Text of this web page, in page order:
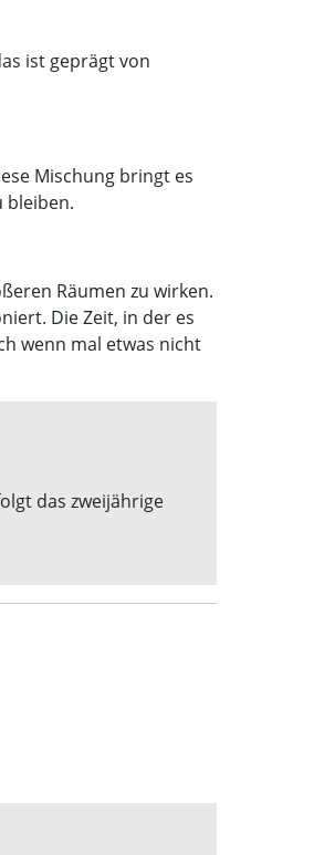
ist geprägt von
Mischung bringt es
bleiben.
Räumen zu wirken.
Die Zeit, in der es
wenn mal etwas nicht
das zweijährige